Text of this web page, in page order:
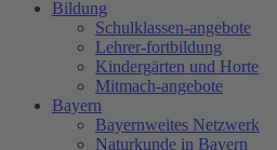
Bildung
Schulklassen-angebote
Lehrer-fortbildung
Kindergärten und Horte
Mitmach-angebote
Bayern
Bayernweites Netzwerk
Naturkunde in Bayern